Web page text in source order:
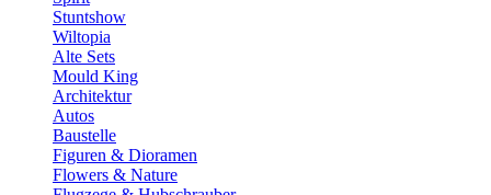
Stuntshow
Wiltopia
Alte Sets
Mould King
Architektur
Autos
Baustelle
Figuren & Dioramen
Flowers & Nature